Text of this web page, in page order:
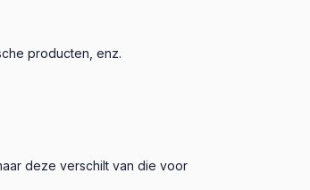
producten, enz.
deze verschilt van die voor